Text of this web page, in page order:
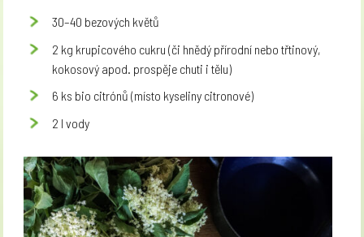
30–40 bezových květů
2 kg krupicového cukru (či hnědý přírodní nebo třtinový,
kokosový apod. prospěje chuti i tělu)
6 ks bio citrónů (místo kyseliny citronové)
2 l vody